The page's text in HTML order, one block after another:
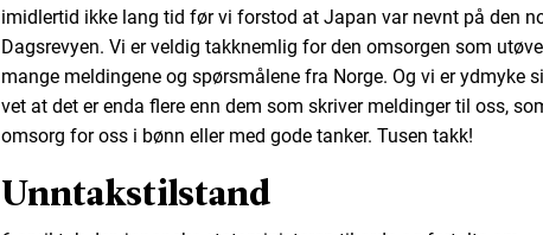
imidlertid ikke lang tid før vi forstod at Japan var nevnt på den
Dagsrevyen. Vi er veldig takknemlig for den omsorgen som
mange meldingene og spørsmålene fra Norge. Og vi er ydmyke
vet at det er enda flere enn dem som skriver meldinger til oss,
omsorg for oss i bønn eller med gode tanker. Tusen takk!
Unntakstilstand